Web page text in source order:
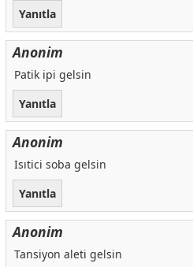
Yanıtla
Anonim
Patik ipi gelsin
Yanıtla
Anonim
Isıtici soba gelsin
Yanıtla
Anonim
Tansiyon aleti gelsin